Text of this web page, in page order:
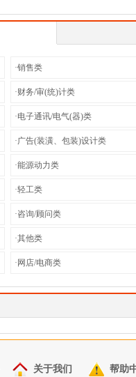
·销售类
·财务/审(统)计类
·电子通讯/电气(器)类
·广告(装潢、包装)设计类
·能源动力类
·轻工类
·咨询/顾问类
·其他类
·网店/电商类
关于我们 帮助